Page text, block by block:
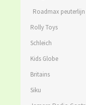
Roadmax peuterlijn
Rolly Toys
Schleich
Kids Globe
Britains
Siku